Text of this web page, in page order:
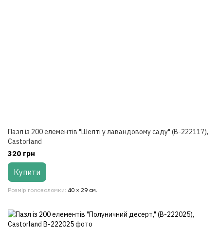
Пазл із 200 елементів "Шелті у лавандовому саду" (B-222117),
Castorland
320 грн
Купити
Розмір головоломки 40 × 29 см.